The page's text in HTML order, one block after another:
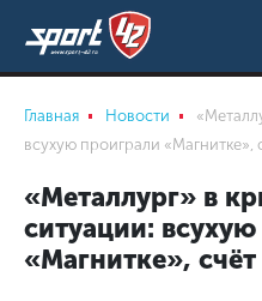
Главная Новости
всухую проиграли «Магнитке»,
«Металлург» в
ситуации:
«Магнитке»,